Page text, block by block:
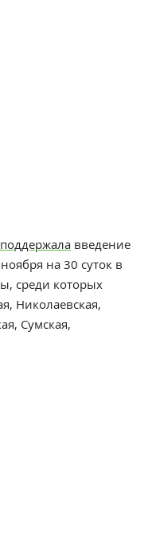
поддержала введение
на 30 суток в
среди которых
Николаевская,
Сумская,